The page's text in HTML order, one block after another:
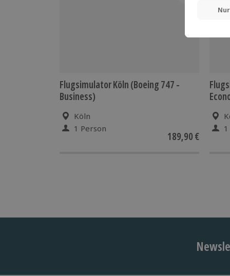
Flugsimulator Köln (Boeing 747 -
Business)
Köln
1 Person
189,90 €